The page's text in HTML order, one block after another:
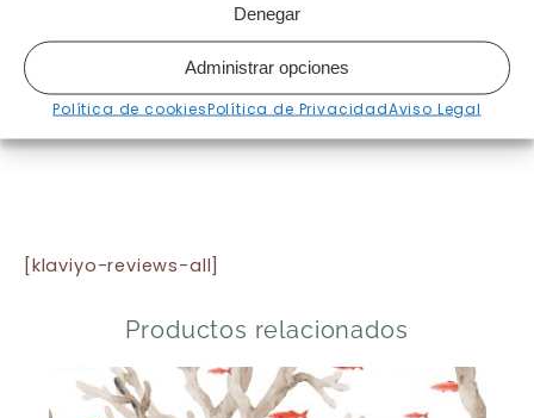
Denegar
Administrar opciones
Política de cookiesPolítica de PrivacidadAviso Legal
Fabricación bajo pedido 7-
Envíos y devoluciones
[klaviyo-reviews-all]
Productos relacionados